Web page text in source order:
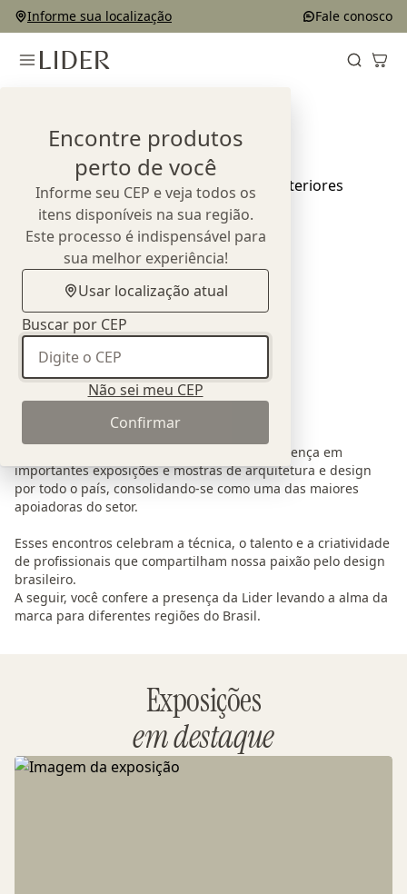
Informe sua localização Fale conosco
Encontre produtos
perto de você
Informe seu CEP e veja todos os
itens disponíveis na sua região.
Este processo é indispensável para
sua melhor experiência!
Usar localização atual
Buscar por CEP
Não sei meu CEP
Confirmar
Exposições
Lider pelo Brasil
Ao longo dos anos, a Lider tem marcado presença em
importantes exposições e mostras de arquitetura e design
por todo o país, consolidando-se como uma das maiores
apoiadoras do setor.
Esses encontros celebram a técnica, o talento e a criatividade
de profissionais que compartilham nossa paixão pelo design
brasileiro.
A seguir, você confere a presença da Lider levando a alma da
marca para diferentes regiões do Brasil.
Exposições
em destaque